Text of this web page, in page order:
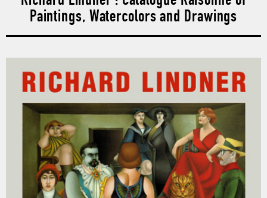
Paintings, Watercolors and Drawings